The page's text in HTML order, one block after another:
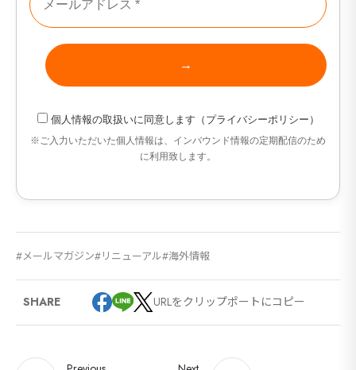
個人情報の取扱いに同意します（ プライバシーポリシー ）
※ご入力いただいた個人情報は、インバウンド情報の定期配信のため
に利用致します。
メールマガジン リニューアル 海外情報
SHARE URLをクリップポートにコピー